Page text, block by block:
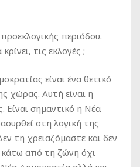
περιόδου.
τις εκλογές ;
είναι ένα θετικό
χώρας. Αυτή είναι η
Είναι σημαντικό η Νέα
στη λογική της
τη χρειαζόμαστε και δεν
από τη ζώνη όχι